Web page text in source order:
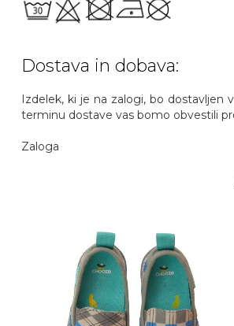
Dostava in dobava:
Izdelek, ki je na zalogi, bo dostavljen
terminu dostave vas bomo obvestili
Zaloga